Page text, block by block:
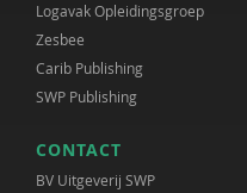
Logavak Opleidingsgroep
Zesbee
Carib Publishing
SWP Publishing
CONTACT
BV Uitgeverij SWP